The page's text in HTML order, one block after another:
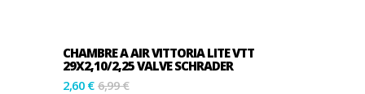
CHAMBRE A AIR VITTORIA LITE VTT
29X2,10/2,25 VALVE SCHRADER
2,60 € 6,99 €